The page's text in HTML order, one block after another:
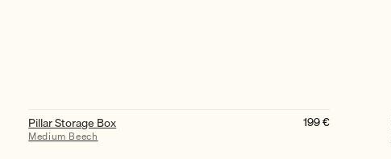
Pillar Storage Box
Medium Beech
199€